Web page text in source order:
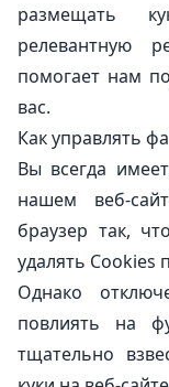
размещать
релевантную
помогает нам
вас.
Как управлять
Вы всегда
нашем веб-
браузер так,
удалять
Однако
повлиять на
тщательно